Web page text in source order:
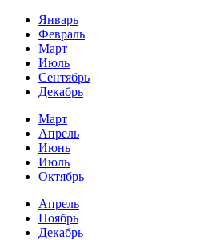
Январь
Февраль
Март
Июль
Сентябрь
Декабрь
Март
Апрель
Июнь
Июль
Октябрь
Апрель
Ноябрь
Декабрь